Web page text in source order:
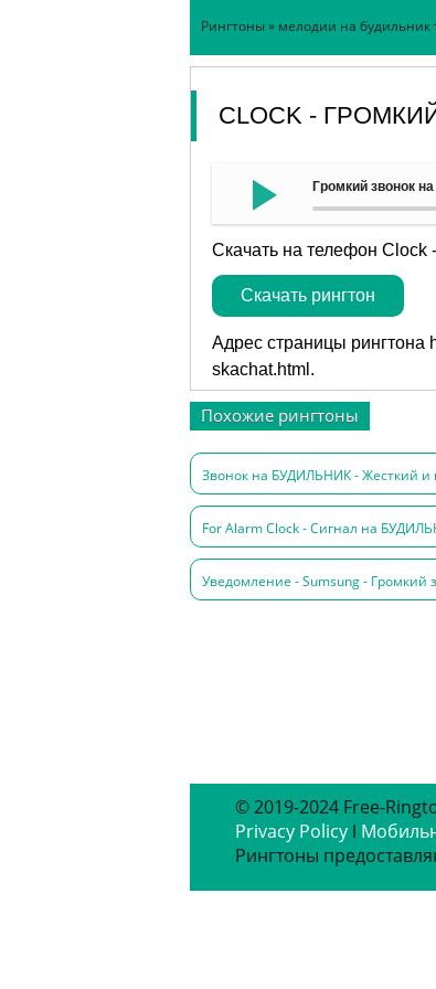
Рингтоны» мелодии на будильник
CLOCK -
Громкий звонок
Скачать на телефон
Скачать рингтон
Адрес страницы рингтона
skachat.html .
Похожие рингтоны
Звонок на БУДИЛЬНИК - Жесткий и
For Alarm Clock - Сигнал на
Уведомление - Sumsung - Громкий
© 2019-2024 Free-
Privacy Policy ǀ
Рингтоны